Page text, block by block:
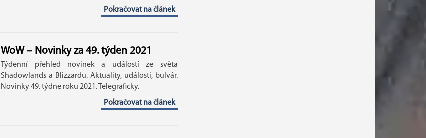
Pokračovat na článek
WoW – Novinky za 49. týden 2021
Týdenní přehled novinek a událostí ze světa
Shadowlands a Blizzardu. Aktuality, události, bulvár.
Novinky 49. týdne roku 2021. Telegraficky.
Pokračovat na článek